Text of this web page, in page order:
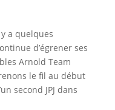
a quelques
d’égrener ses
Arnold Team
le fil au début
second JPJ dans